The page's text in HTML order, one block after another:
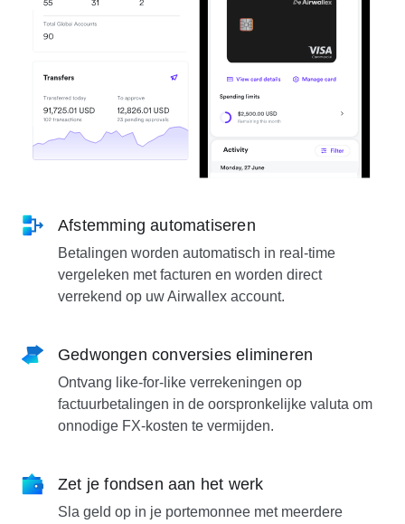
Afstemming automatiseren
Betalingen worden automatisch in real-time
vergeleken met facturen en worden direct
verrekend op uw Airwallex account.
Gedwongen conversies elimineren
Ontvang like-for-like verrekeningen op
factuurbetalingen in de oorspronkelijke valuta om
onnodige FX-kosten te vermijden.
Zet je fondsen aan het werk
Sla geld op in je portemonnee met meerdere